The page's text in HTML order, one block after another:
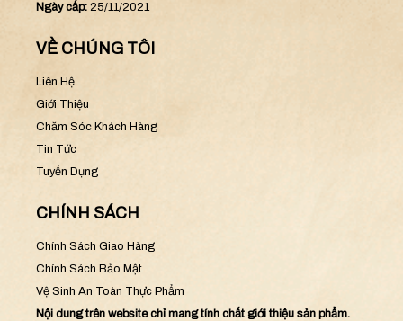
Ngày cấp: 25/11/2021
VỀ CHÚNG TÔI
Liên Hệ
Giới Thiệu
Chăm Sóc Khách Hàng
Tin Tức
Tuyển Dụng
CHÍNH SÁCH
Chính Sách Giao Hàng
Chính Sách Bảo Mật
Vệ Sinh An Toàn Thực Phẩm
Nội dung trên website chỉ mang tính chất giới thiệu sản phẩm.